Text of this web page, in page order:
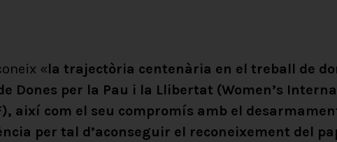
«la trajectòria centenària en el treball de
Dones per la Pau i la Llibertat (Women’s
així com el seu compromís amb el
per tal d’aconseguir el reconeixement del